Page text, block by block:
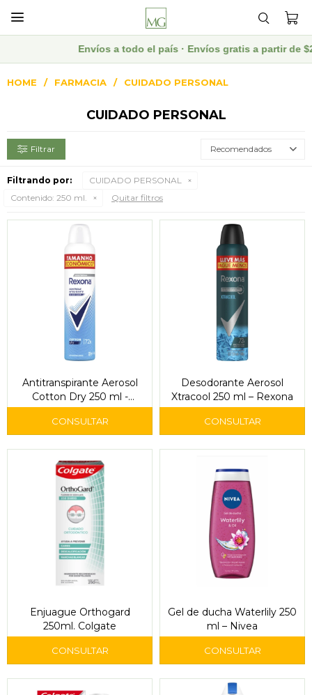

Envíos a todo el país · Envíos gratis a partir de
HOME FARMACIA CUIDADO PERSONAL
CUIDADO PERSONAL
Recomendados
Filtrando por:
CUIDADO PERSONAL
Contenido: 250 ml. Quitar filtros
Antitranspirante Aerosol
Cotton Dry 250 ml -
Rexona
Desodorante Aerosol
Xtracool 250 ml – Rexona
Enjuague Orthogard
250ml. Colgate
Gel de ducha Waterlily 250
ml – Nivea